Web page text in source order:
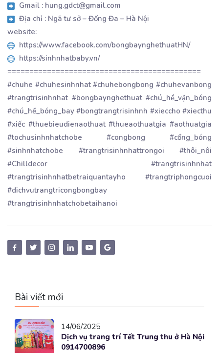
Gmail : hung.gdct@gmail.com
Địa chỉ : Ngã tư sở – Đống Đa – Hà Nội
website:
https://www.facebook.com/bongbaynghethuatHN/
https://sinhnhatbaby.vn/
============================================
#chuhe #chuhesinhnhat #chuhebongbong #chuhevanbong
#trangtrisinhnhat #bongbaynghethuat #chú_hề_vặn_bóng
#chú_hề_bóng_bay #bongtrangtrisinhnh #xieccho #xiecthu
#xiếc #thuebieudienaothuat #thueaothuatgia #aothuatgia
#tochusinhnhatchobe #congbong #cổng_bóng
#sinhnhatchobe #trangtrisinhnhattrongoi #thôi_nôi
#Chilldecor #trangtrisinhnhat
#trangtrisinhnhatbetraiquantayho #trangtriphongcuoi
#dichvutrangtricongbongbay
#trangtrisinhnhatchobetaihanoi
Bài viết mới
14/06/2025
Dịch vụ trang trí Tết Trung thu ở Hà Nội
0914700896